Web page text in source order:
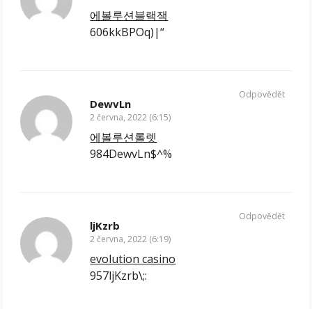
에볼루션블랙잭
606kkBPOq)|“
DewvLn
2 června, 2022 (6:15)
에볼루션롤렛
984DewvLn$^%
Odpovědět
ljKzrb
2 června, 2022 (6:19)
evolution casino
957ljKzrb\;:
Odpovědět